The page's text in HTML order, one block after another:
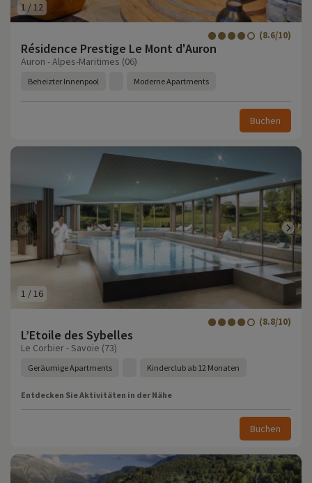
1 /12
Résidence Prestige Le Mont d'Auron
(8.6/10)
Auron - Alpes-Maritimes (06)
Beheizter Innenpool Moderne Apartments
Buchen
1 / 16
L’Etoile des Sybelles
(8.8/10)
Le Corbier - Savoie (73)
Geräumige Apartments Kinderclub ab 12 Monaten
Entdecken Sie Aktivitäten in der Nähe
Buchen